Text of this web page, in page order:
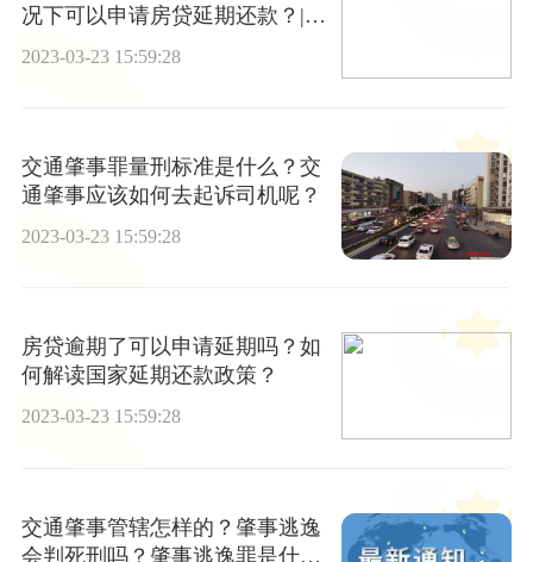
况下可以申请房贷延期还款？|当
2023-03-23 15:59:28
交通肇事罪量刑标准是什么？交
通肇事应该如何去起诉司机呢？
2023-03-23 15:59:28
房贷逾期了可以申请延期吗？如
何解读国家延期还款政策？
2023-03-23 15:59:28
交通肇事管辖怎样的？肇事逃逸
会判死刑吗？肇事逃逸罪是什么